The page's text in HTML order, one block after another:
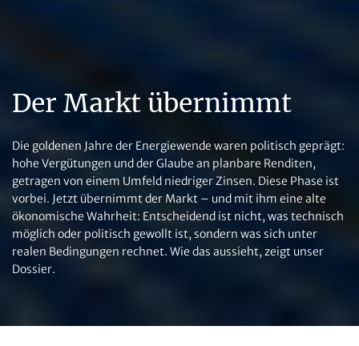
Der Markt übernimmt
Die goldenen Jahre der Energiewende waren politisch geprägt:
hohe Vergütungen und der Glaube an planbare Renditen,
getragen von einem Umfeld niedriger Zinsen. Diese Phase ist
vorbei. Jetzt übernimmt der Markt – und mit ihm eine alte
ökonomische Wahrheit: Entscheidend ist nicht, was technisch
möglich oder politisch gewollt ist, sondern was sich unter
realen Bedingungen rechnet. Wie das aussieht, zeigt unser
Dossier.